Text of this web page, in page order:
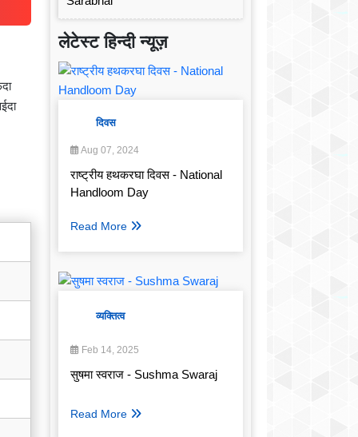
लेटेस्ट हिन्दी न्यूज़
दिवस
Aug 07, 2024
राष्ट्रीय हथकरघा दिवस - National
Handloom Day
Read More
व्यक्तित्व
Feb 14, 2025
सुषमा स्वराज - Sushma Swaraj
Read More